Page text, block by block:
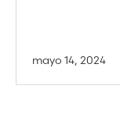
mayo 14, 2024